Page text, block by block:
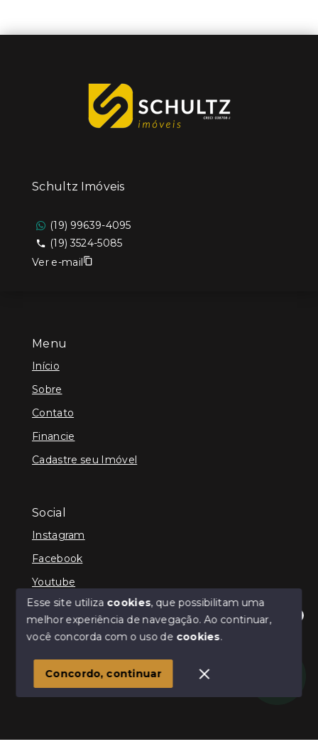
Olá! Estamos disponíveis para te ajudar.
Menu
Início
Sobre
Contato
Financie
Cadastre seu Imóvel
Social
Instagram
Facebook
Youtube
© Copyright 2026 - Schultz Imóveis - Todos os direitos
SITE PARA IMOBILIARIA
Schultz Imóveis
(19) 99639-4095
(19) 3524-5085
Ver e-mail
Esse site utiliza cookies, que possibilitam uma
melhor experiência de navegação.Ao continuar,
você concorda com o uso de cookies.
Concordo, continuar